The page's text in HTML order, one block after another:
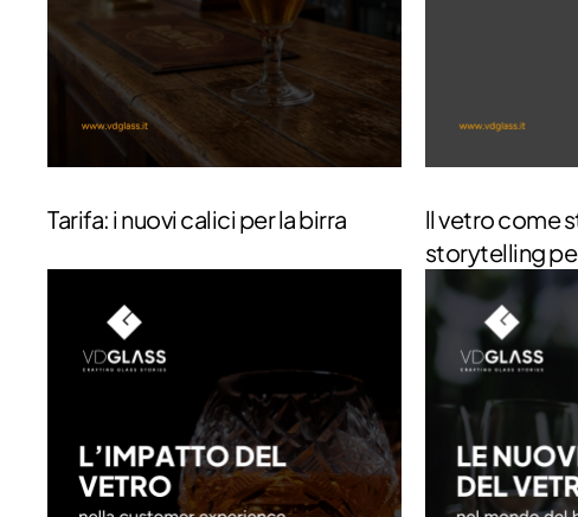
Tarifa: i nuovi calici per la birra
ll vetro come
storytelling